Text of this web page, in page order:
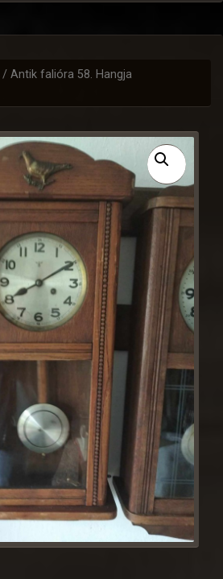
/ Antik falióra 58. Hangja